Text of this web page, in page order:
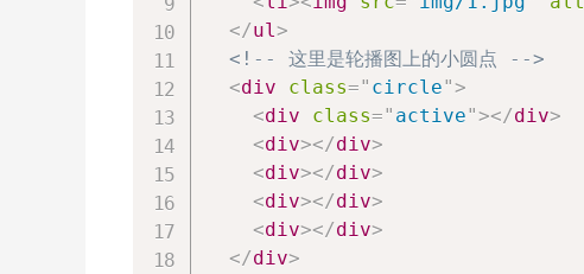
</ul>
<!-- 这里是轮播图上的小圆点 -->
<div class=" circle">
<div class=" active"></div>
<div></div>
<div></div>
<div></div>
<div></div>
</div>